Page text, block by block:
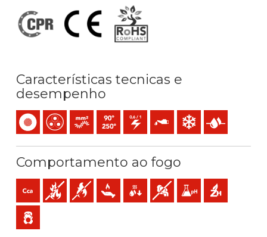
Características tecnicas e
desempenho
MonocondutorMulticondutorCondutor flexível cableado (classe 5) mm2
Temperatura máx. serviço: 90ºC / 250ºC
0,6/1 (1,2) kV C.AResistência ao óleo
Resistência ao frio
Presença de
Comportamento ao fogo
Cca-s1b,d1,a1 (reacção ao fogo)
Não propagador do incêndio
Não propagador da chama
Baixa emissão de calor
Baixa produção de gotículas
Baixa opacidade e produção
Baixa acidez e
Sem
Baixa emissão de gases tóxicos